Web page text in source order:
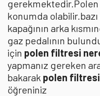
konumda
kapağının arka
gaz pedalının
için polen filtresi
yapmanız gereken
bakarak polen
öğreniniz